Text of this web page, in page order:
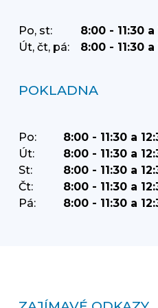
Po, st:
8:00 - 11:30
Út, čt, pá:
8:00 - 11:30 a
POKLADNA
Po:
8:00 - 11:30 a
Út:
8:00 - 11:30 a
St:
8:00 - 11:30 a
Čt:
8:00 - 11:30 a
Pá:
8:00 - 11:30 a